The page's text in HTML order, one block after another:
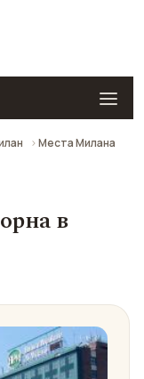
Места Милана
в